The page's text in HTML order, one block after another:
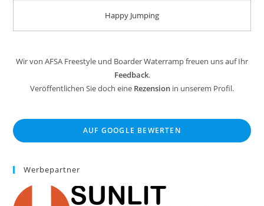
Happy Jumping
Wir von AFSA Freestyle und Boarder Waterramp freuen uns auf Ihr
Feedback.
Veröffentlichen Sie doch eine Rezension in unserem Profil.
AUF GOOGLE BEWERTEN
Werbepartner